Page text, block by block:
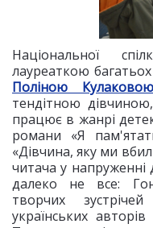
Національної
лауреаткою
Поліною Кулаковою
тендітною
працює в жанрі
романи «Я
«Дівчина, яку ми
читача у напруженні
далеко не все:
творчих
українських